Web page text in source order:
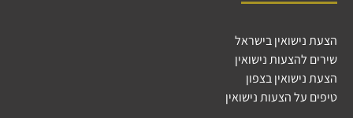
הצעת נישואין בישראל
שירים להצעות נישואין
הצעת נישואין בצפון
טיפים על הצעות נישואין